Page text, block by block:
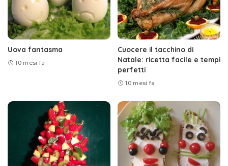
Uova fantasma
10 mesi fa
Cuocere il tacchino di
Natale: ricetta facile e tempi
perfetti
10 mesi fa